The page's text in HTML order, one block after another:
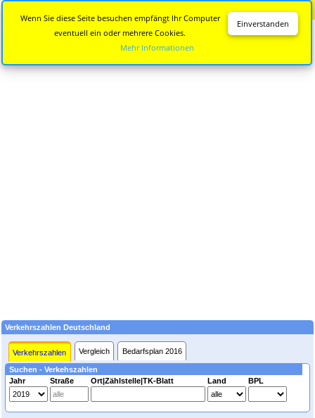
Verkehrszahlen Deutschland
Verkehrszahlen Vergleich Bedarfsplan 2016
Suchen - Verkehszahlen
Jahr
Straße Ort|Zählstelle|TK-Blatt Land BPL
Einverstanden
Wenn Sie diese Seite besuchen empfängt Ihr Computer
eventuell ein oder mehrere Cookies.
Mehr Informationen